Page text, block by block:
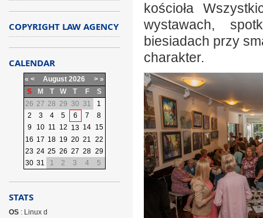
kościoła
wystawach,
biesiadach przy
charakter.
COPYRIGHT LAW AGENCY
CALENDAR
« < August 2026 > »
S
M T W T F
S
26 27 28 29 30 31
1
2
3 4 5 6 7
8
9
10 11 12 13 14 15
16 17 18 19 20 21 22
23 24 25 26 27 28 29
30 31 1 2 3 4 5
STATS
OS: Linux d